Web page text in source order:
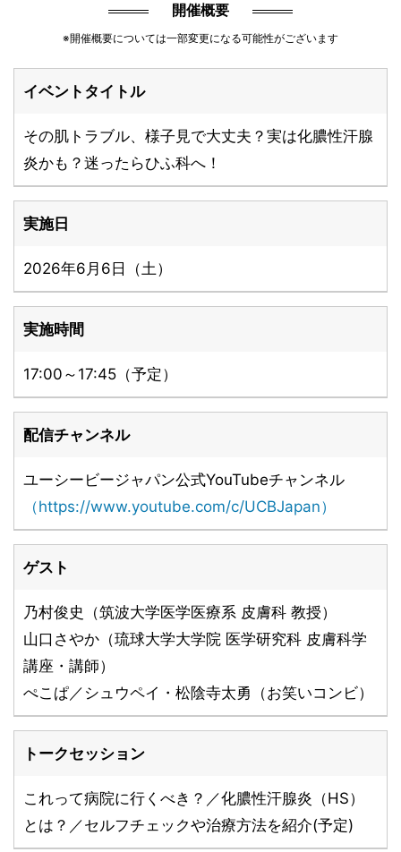
開催概要
※開催概要については一部変更になる可能性がございます
イベントタイトル
その肌トラブル、様子見で大丈夫？実は化膿性汗腺
炎かも？迷ったらひふ科へ！
実施日
2026年6月6日（土）
実施時間
17:00～17:45（予定）
配信チャンネル
ユーシービージャパン公式YouTubeチャンネル
（https://www.youtube.com/c/UCBJapan）
ゲスト
乃村俊史（筑波大学医学医療系 皮膚科 教授）
山口さやか（琉球大学大学院 医学研究科 皮膚科学
講座・講師）
ぺこぱ／シュウペイ・松陰寺太勇（お笑いコンビ）
トークセッション
これって病院に行くべき？／化膿性汗腺炎（HS）
とは？／セルフチェックや治療方法を紹介(予定)